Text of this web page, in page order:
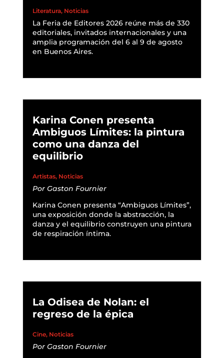
Literatura, Noticias
La Feria de Editores 2026 reúne más de 330
editoriales, invitados internacionales y una
amplia programación del 6 al 9 de agosto
en Buenos Aires.
Karina Conen presenta
Ambiguos Límites: la pintura
como una danza del
equilibrio
Artistas, Noticias
Por Gaston Fournier
Karina Conen presenta “Ambiguos Límites”,
una exposición donde la abstracción, la
danza y el equilibrio construyen una pintura
de respiración íntima.
La Odisea de Nolan: el
regreso de la épica
Cine, Noticias
Por Gaston Fournier